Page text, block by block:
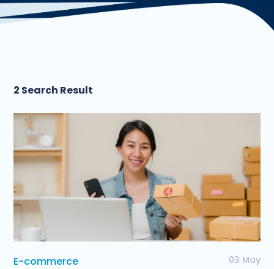
2 Search Result
E-commerce 03 May